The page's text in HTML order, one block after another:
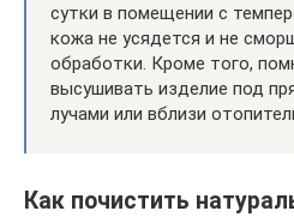
сутки в помещении с
кожа не усядется и не
обработки. Кроме того,
высушивать изделие под
лучами или вблизи
Как почистить